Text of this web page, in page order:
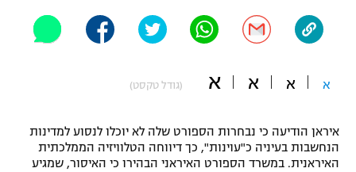
"מחצית בשכונה" – פודקאסט
משתתפים וזוכים בפרסים
תקנון עבור פעילות אלקטרה
טניס
אופניים
פוטבול אמריקאי NFL
א א א א (גודל טקסט)
איראן הודיעה כי נבחרות הספורט שלה לא יוכלו לנסוע למדינות
הנחשבות בעיניה כ"עוינות", כך דיווחה הטלוויזיה הממלכתית
האיראנית. במשרד הספורט האיראני הבהירו כי האיסור, שמגיע